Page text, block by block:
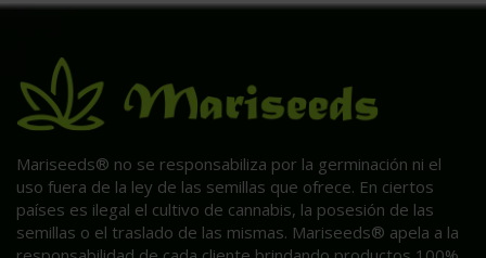
Mariseeds® no se responsabiliza por la germinación ni el
uso fuera de la ley de las semillas que ofrece. En ciertos
países es ilegal el cultivo de cannabis, la posesión de las
semillas o el traslado de las mismas. Mariseeds® apela a la